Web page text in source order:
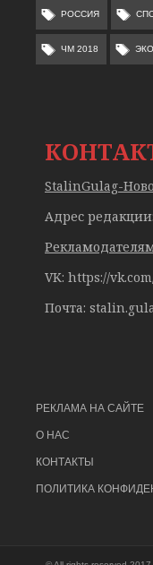
РОССИЯ
ЧМ 2018
StalinGulag-
Адрес
VK: https://
Почта:
РЕКЛАМА НА САЙТЕ
О НАС
КОНТАКТЫ
ПОЛИТИКА